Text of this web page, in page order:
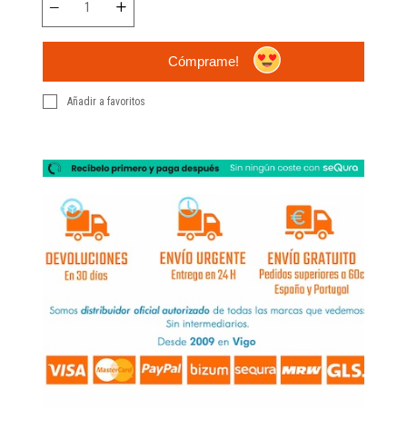
Cómprame!
Añadir a favoritos